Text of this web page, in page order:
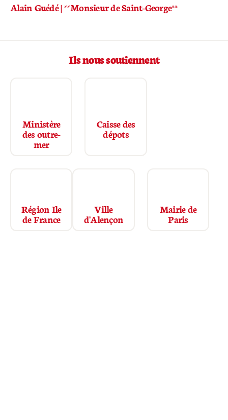
Alain Guédé | **Monsieur de Saint-George**
Ils nous soutiennent
Ministère
des outre-
mer
Caisse des
dépots
Région Ile
de France
Ville
d'Alençon
Mairie de
Paris